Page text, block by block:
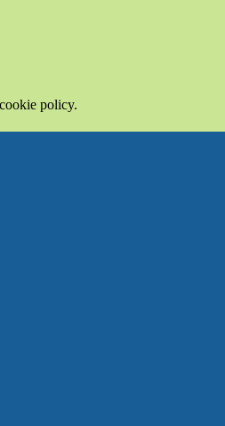
policy.